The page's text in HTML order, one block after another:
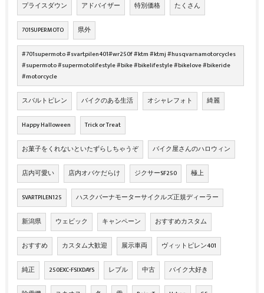
プライスダウン アドバイザー 特別価格 たくさん
701SUPERMOTO 県外
#701supermoto #svartpilen401#wr250f #ktm #ktmj #husqvarnamotorcycles
#supermoto #supermotolifestyle #bike #bikelifestyle #bikelove #bikeride
#motorcycle
スバルトピレン バイクのある生活 オシャレフォト 綺麗
Happy Halloween Trick or Treat
お菓子をくれないといたずらしちゃうぞ バイク屋さんのハロウィン
店内可愛い 店内オバケだらけ ジクサーSF250 極上
SVARTPILEN125 ハスクバーナモーターサイクルズ正規ディーラー
新潟県 ウェビック キャンペーン おすすめカスタム
おすすめ カスタム大歓迎 展示車両 ヴィットピレン401
純正 250EXC-FSIXDAYS レブル 中古 バイク大好き